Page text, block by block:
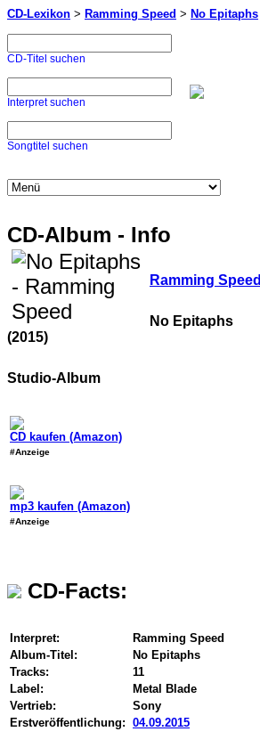
CD-Lexikon > Ramming Speed > No Epitaphs
CD-Titel suchen
Interpret suchen
Songtitel suchen
CD-Album - Info
Ramming Speed
No Epitaphs
(2015)
Studio-Album
CD kaufen (Amazon)
#Anzeige
mp3 kaufen (Amazon)
#Anzeige
CD-Facts:
Interpret:
Ramming Speed
Album-Titel:
No Epitaphs
Tracks:
11
Label:
Metal Blade
Vertrieb:
Sony
Erstveröffentlichung: 04.09.2015